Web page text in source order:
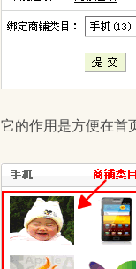
它的作用是方便在首